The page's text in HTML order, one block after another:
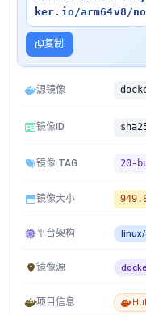
ker.io/arm64v8/
复制
源镜像
镜像ID
镜像 TAG 20-
镜像大小
平台架构 linux/
镜像源
项目信息